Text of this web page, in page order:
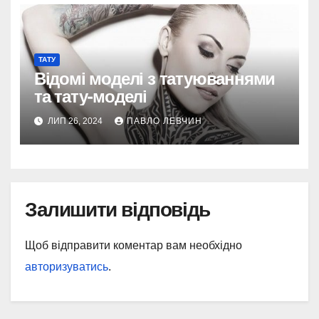
ТАТУ
Відомі моделі з татуюваннями
та тату-моделі
ЛИП 26, 2024 ПАВЛО ЛЕВЧИН
Залишити відповідь
Щоб відправити коментар вам необхідно
авторизуватись.